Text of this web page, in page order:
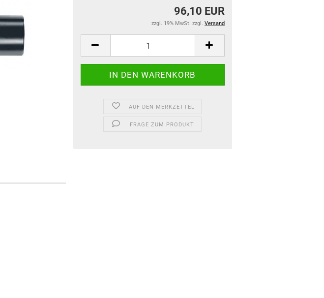
96,10 EUR
zzgl. 19% MwSt. zzgl. Versand
AUF DEN MERKZETTEL
FRAGE ZUM PRODUKT